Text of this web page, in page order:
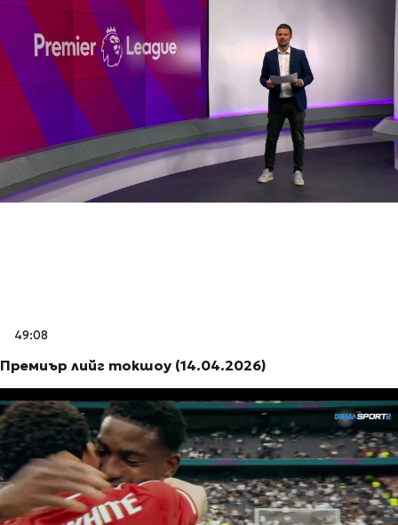
49:08
Премиър лийг токшоу (14.04.2026)